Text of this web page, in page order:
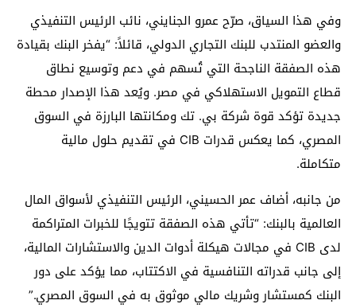
وفي هذا السياق، صرّح عمرو الجنايني، نائب الرئيس التنفيذي
والعضو المنتدب للبنك التجاري الدولي، قائلاً: “يفخر البنك بقيادة
هذه الصفقة الناجحة التي تُسهم في دعم وتوسيع نطاق
قطاع التمويل الاستهلاكي في مصر. ويُعد هذا الإصدار محطة
جديدة تؤكد قوة شركة بي. تك ومكانتها البارزة في السوق
المصري، كما يعكس قدرات CIB في تقديم حلول مالية
متكاملة.
من جانبه، أضاف عمر الحسيني، الرئيس التنفيذي لأسواق المال
العالمية بالبنك: “تأتي هذه الصفقة تتويجًا للخبرات المتراكمة
لدى CIB في مجالات هيكلة أدوات الدين والاستشارات المالية،
إلى جانب قدراته التنافسية في الاكتتاب، مما يؤكد على دور
البنك كمستشار وشريك مالي موثوق به في السوق المصري.”